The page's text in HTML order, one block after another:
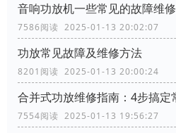
音响功放机一些常见的故障维
7586阅读 2025-01-13 20:02:07
功放常见故障及维修方法
8201阅读 2025-01-13 20:00:24
合并式功放维修指南：4步搞定
7554阅读 2025-01-13 19:56:27